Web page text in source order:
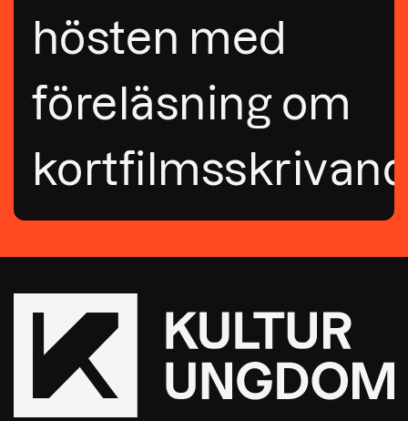
hösten med
föreläsning om